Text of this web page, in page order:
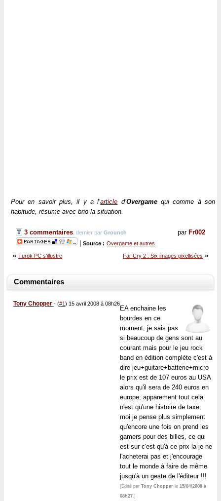
Pour en savoir plus, il y a l’article d’Overgamequi comme à son
habitude, résume avec brio la situation.
par Fr002
3 commentaires , dernier par Grounch
Source : Overgame et autres
Far Cry 2 : Six images pixellisées »
« Turok PC s'illustre
Commentaires
Tony Chopper - (#1) 15 avril 2008 à 08h26
EA enchaine les
bourdes en ce
moment, je sais pas
si beaucoup de gens sont au
courant mais pour le jeu rock
band en édition complète c'est à
dire jeu+guitare+batterie+micro
le prix est de 107 euros au USA
alors qu'il sera de 240 euros en
europe; apparement tout cela
n'est qu'une histoire de taxe,
moi je pense plus simplement
qu'encore une fois on prend les
gamers pour des billes, ce qui
est sur c'est qu'à ce prix la je ne
l'acheterai pas et j'encourage
tout le monde à faire de même
jusqu'à un geste de l'éditeur !!!
[Édité par Tony Chopper le 15/04/2008 à
08h27.]